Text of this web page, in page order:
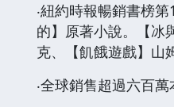
‧紐約時報暢銷書榜
的】原著小說。【冰
克、【飢餓遊戲】山
‧全球銷售超過六百